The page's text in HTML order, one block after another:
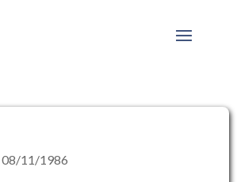
08/11/1986